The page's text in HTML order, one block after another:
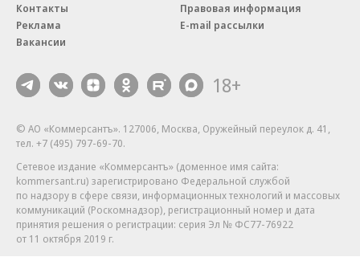
Контакты
Реклама
Вакансии
Правовая информация
E-mail рассылки
18+
© АО «Коммерсантъ». 127006, Москва, Оружейный переулок д. 41,
тел. +7 (495) 797-69-70.
Сетевое издание «Коммерсантъ» (доменное имя сайта:
kommersant.ru) зарегистрировано Федеральной службой
по надзору в сфере связи, информационных технологий и массовых
коммуникаций (Роскомнадзор), регистрационный номер и дата
принятия решения о регистрации: серия Эл № ФС77-76922
от 11 октября 2019 г.